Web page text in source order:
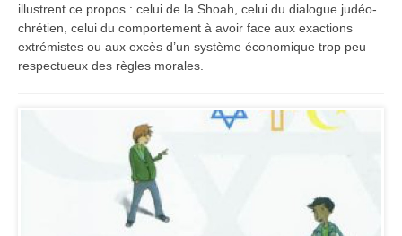
illustrent ce propos : celui de la Shoah, celui du dialogue judéo-
chrétien, celui du comportement à avoir face aux exactions
extrémistes ou aux excès d’un système économique trop peu
respectueux des règles morales.